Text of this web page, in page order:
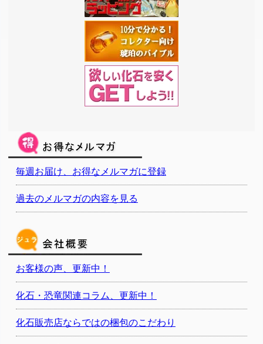
毎週お届け、お得なメルマガに登録
過去のメルマガの内容を見る
お客様の声、更新中！
化石・恐竜関連コラム、更新中！
化石販売店ならではの梱包のこだわり